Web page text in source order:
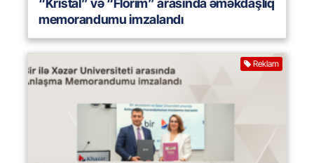
“Kristal” və “Florim” arasında əməkdaşlıq
memorandumu imzalandı
Reklam